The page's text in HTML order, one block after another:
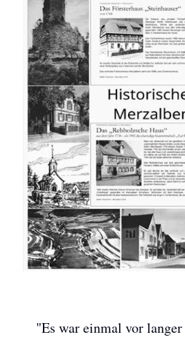
"Es war einmal vor